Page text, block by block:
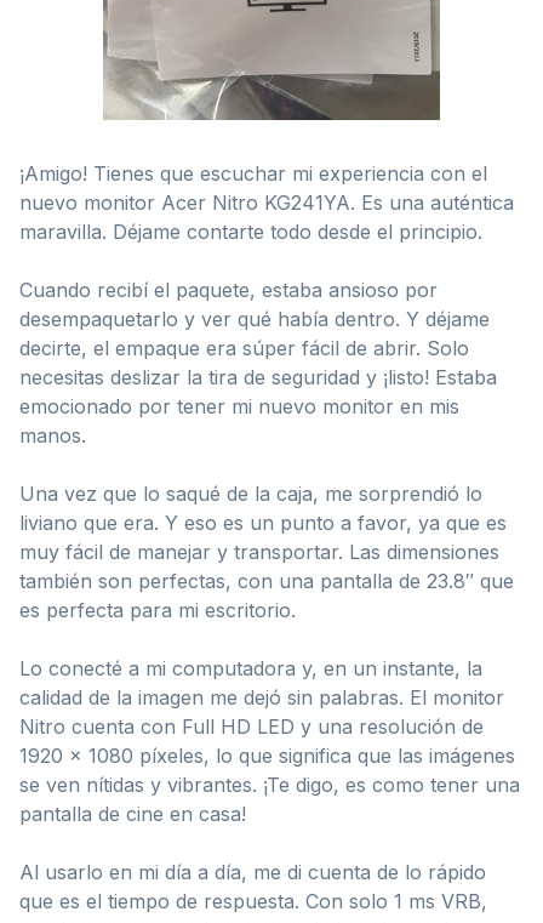
¡Amigo! Tienes que escuchar mi experiencia con el
nuevo monitor Acer Nitro KG241YA. Es una auténtica
maravilla. Déjame contarte todo desde el principio.
Cuando recibí el paquete, estaba ansioso por
desempaquetarlo y ver qué había dentro. Y déjame
decirte, el empaque era súper fácil de abrir. Solo
necesitas deslizar la tira de seguridad y ¡listo! Estaba
emocionado por tener mi nuevo monitor en mis
manos.
Una vez que lo saqué de la caja, me sorprendió lo
liviano que era. Y eso es un punto a favor, ya que es
muy fácil de manejar y transportar. Las dimensiones
también son perfectas, con una pantalla de 23.8″ que
es perfecta para mi escritorio.
Lo conecté a mi computadora y, en un instante, la
calidad de la imagen me dejó sin palabras. El monitor
Nitro cuenta con Full HD LED y una resolución de
1920 x 1080 píxeles, lo que significa que las imágenes
se ven nítidas y vibrantes. ¡Te digo, es como tener una
pantalla de cine en casa!
Al usarlo en mi día a día, me di cuenta de lo rápido
que es el tiempo de respuesta. Con solo 1 ms VRB,